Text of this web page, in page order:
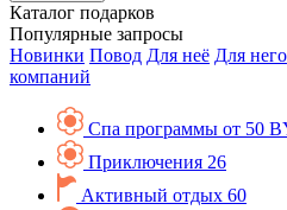
Каталог подарков
Популярные запросы
Новинки Повод Для неё Для него
компаний
Спа программы от 50
Приключения 26
Активный отдых 60